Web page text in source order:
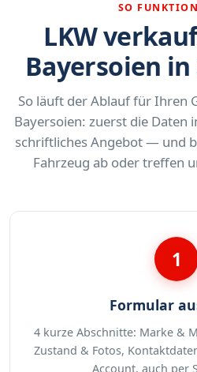
SO
LKW
Bayersoien
So läuft der Ablauf für Ihren
Bayersoien: zuerst die Daten
schriftliches Angebot — und
Fahrzeug ab oder treffen
1
Formular
4 kurze Abschnitte: Marke &
Zustand & Fotos,
Account, auch per